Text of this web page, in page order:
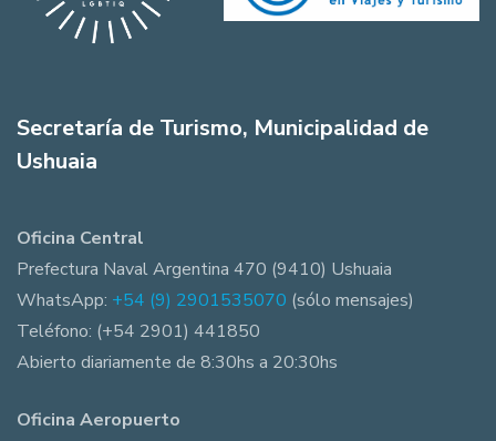
Secretaría de Turismo, Municipalidad de
Ushuaia
Oficina Central
Prefectura Naval Argentina 470 (9410) Ushuaia
WhatsApp: +54 (9) 2901535070 (sólo mensajes)
Teléfono: (+54 2901) 441850
Abierto diariamente de 8:30hs a 20:30hs
Oficina Aeropuerto